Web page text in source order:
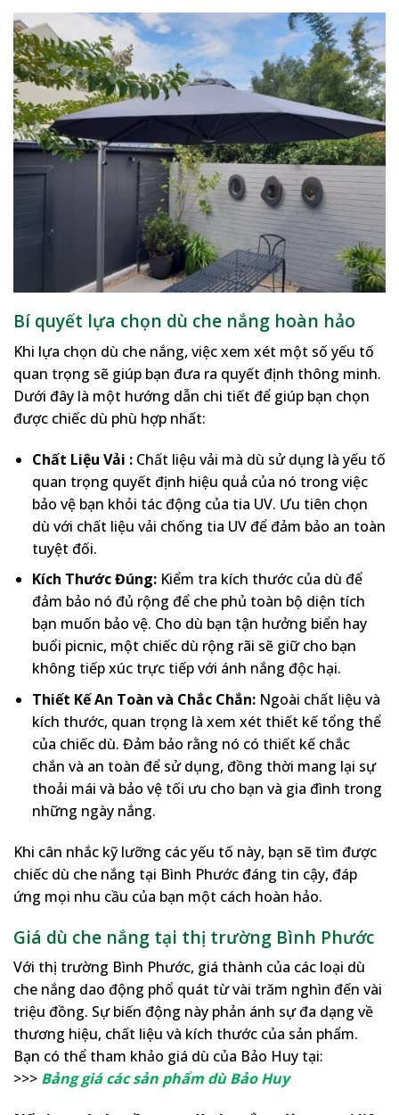
Bí quyết lựa chọn dù che nắng hoàn hảo
Khi lựa chọn dù che nắng, việc xem xét một số yếu tố
quan trọng sẽ giúp bạn đưa ra quyết định thông minh.
Dưới đây là một hướng dẫn chi tiết để giúp bạn chọn
được chiếc dù phù hợp nhất:
Chất Liệu Vải :Chất liệu vải mà dù sử dụng là yếu tố
quan trọng quyết định hiệu quả của nó trong việc
bảo vệ bạn khỏi tác động của tia UV. Ưu tiên chọn
dù với chất liệu vải chống tia UV để đảm bảo an toàn
tuyệt đối.
Kích Thước Đúng:Kiểm tra kích thước của dù để
đảm bảo nó đủ rộng để che phủ toàn bộ diện tích
bạn muốn bảo vệ. Cho dù bạn tận hưởng biển hay
buổi picnic, một chiếc dù rộng rãi sẽ giữ cho bạn
không tiếp xúc trực tiếp với ánh nắng độc hại.
Thiết Kế An Toàn và Chắc Chắn:Ngoài chất liệu và
kích thước, quan trọng là xem xét thiết kế tổng thể
của chiếc dù. Đảm bảo rằng nó có thiết kế chắc
chắn và an toàn để sử dụng, đồng thời mang lại sự
thoải mái và bảo vệ tối ưu cho bạn và gia đình trong
những ngày nắng.
Khi cân nhắc kỹ lưỡng các yếu tố này, bạn sẽ tìm được
chiếc dù che nắng tại Bình Phước đáng tin cậy, đáp
ứng mọi nhu cầu của bạn một cách hoàn hảo.
Giá dù che nắng tại thị trường Bình Phước
Với thị trường Bình Phước, giá thành của các loại dù
che nắng dao động phổ quát từ vài trăm nghìn đến vài
triệu đồng. Sự biến động này phản ánh sự đa dạng về
thương hiệu, chất liệu và kích thước của sản phẩm.
Bạn có thể tham khảo giá dù của Bảo Huy tại:
>>> Bảng giá các sản phẩm dù Bảo Huy